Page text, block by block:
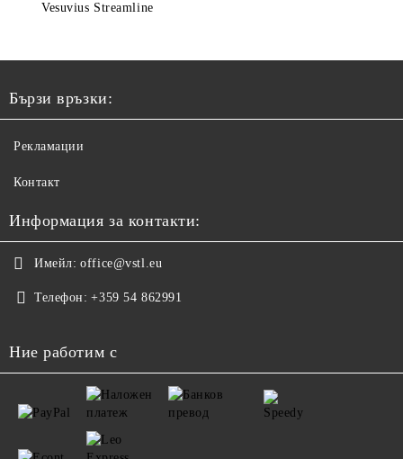
Vesuvius Streamline
Бързи връзки:
Рекламации
Контакт
Информация за контакти:
Имейл: office@vstl.eu
Телефон: +359 54 862991
Ние работим с